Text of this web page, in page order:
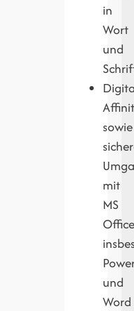
in
Wort
und
sowie
mit
MS
und
Word